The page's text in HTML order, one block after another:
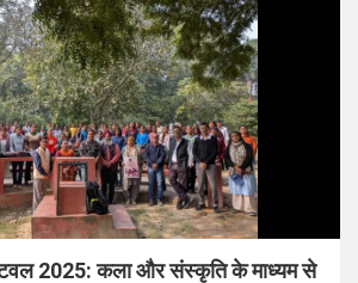
2025: कला और संस्कृति के माध्यम से